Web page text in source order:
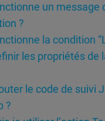
un message
?
la condition
les propriétés de
le code de suivi
?